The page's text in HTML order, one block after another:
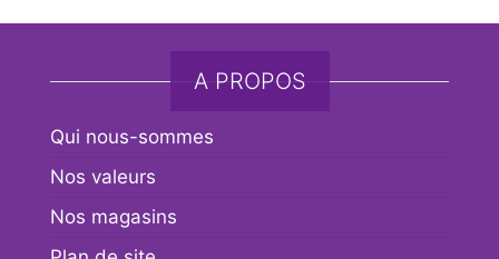
A PROPOS
Qui nous-sommes
Nos valeurs
Nos magasins